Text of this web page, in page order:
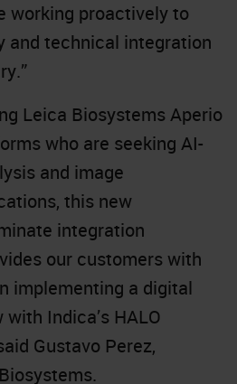
working proactively to
and technical integration
Leica Biosystems Aperio
who are seeking AI-
and image
this new
integration
our customers with
implementing a digital
Indica’s HALO
Gustavo Perez,